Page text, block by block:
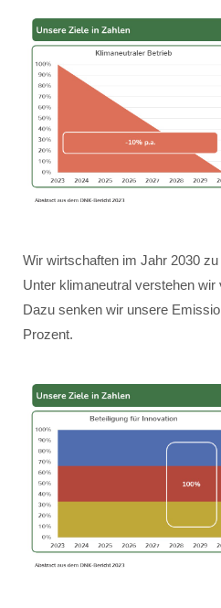
Wir wirtschaften im Jahr 2030
Unter klimaneutral verstehen
Dazu senken wir unsere
Prozent.